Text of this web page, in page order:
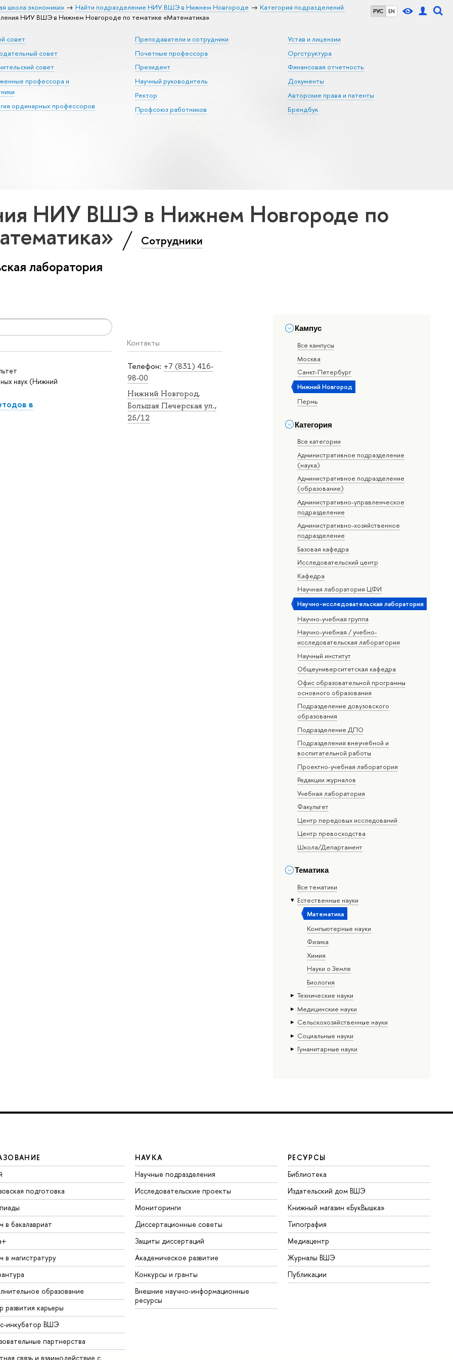
РУС EN
школа экономики» Найти подразделение НИУ ВШЭ в Нижнем Новгороде
Категория подразделений:
НИУ ВШЭ в Нижнем Новгороде по тематике «Математика»
совет
совет
совет
профессора и
ординарных профессоров
Преподаватели и сотрудники
Почетные профессора
Президент
Научный руководитель
Ректор
Профсоюз работников
Устав и лицензии
Оргструктура
Финансовая отчетность
Документы
Авторские права и патенты
Брендбук
НИУ ВШЭ в Нижнем Новгороде по
Сотрудники
лаборатория
Кампус
Все кампусы
Москва
Санкт-Петербург
Нижний Новгород
Пермь
Категория
Все категории
Административное подразделение
(наука)
Административное подразделение
(образование)
Административно-управленческое
подразделение
Административно-хозяйственное
подразделение
Базовая кафедра
Исследовательский центр
Кафедра
Научная лаборатория ЦФИ
Научно-исследовательская лаборатория
Научно-учебная группа
Научно-учебная / учебно-
исследовательская лаборатория
Научный институт
Общеуниверситетская кафедра
Офис образовательной программы
основного образования
Подразделение довузовского
образования
Подразделение ДПО
Подразделения внеучебной и
воспитательной работы
Проектно-учебная лаборатория
Редакции журналов
Учебная лаборатория
Факультет
Центр передовых исследований
Центр превосходства
Школа/Департамент
Тематика
Все тематики
Естественные науки
Математика
Компьютерные науки
Физика
Химия
Науки о Земле
Биология
Тех­ничес­кие науки
Медицинские науки
Сельскохозяйственные науки
Социальные науки
Гуманитарные науки
Контакты
Телефон: +7 (831) 416-
98-00
Нижний Новгород,
Большая Печерская ул.,
25/12
наук (Нижний
в
подготовка
в бакалавриат
в магистратуру
образование
развития карьеры
инкубатор ВШЭ
партнерства
связь и взаимодействие с
НАУКА
Научные подразделения
Исследовательские проекты
Мониторинги
Диссертационные советы
Защиты диссертаций
Академическое развитие
Конкурсы и гранты
Внешние научно-информационные
ресурсы
РЕСУРСЫ
Библиотека
Издательский дом ВШЭ
Книжный магазин «БукВышка»
Типография
Медиацентр
Журналы ВШЭ
Публикации